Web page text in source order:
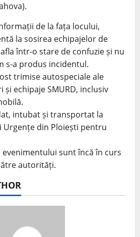
de la fața locului,
la sosirea echipajelor de
într-o stare de confuzie și nu
s-a produs incidentul.
trimise autospeciale ale
echipaje SMURD, inclusiv
intubat și transportat la
Urgențe din Ploiești pentru
evenimentului sunt încă în curs
autorități.